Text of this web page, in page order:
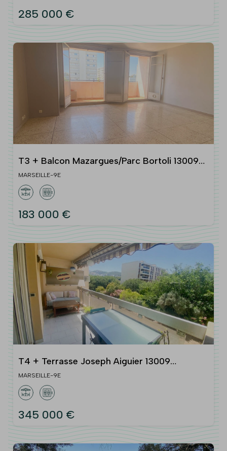
285 000 €
T3 + Balcon Mazargues/Parc Bortoli 13009
Marseille
MARSEILLE-9E
183 000 €
T4 + Terrasse Joseph Aiguier 13009
MARSEILLE
MARSEILLE-9E
345 000 €